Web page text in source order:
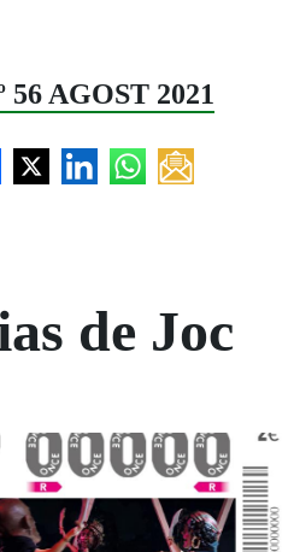
56 AGOST 2021
de Joc